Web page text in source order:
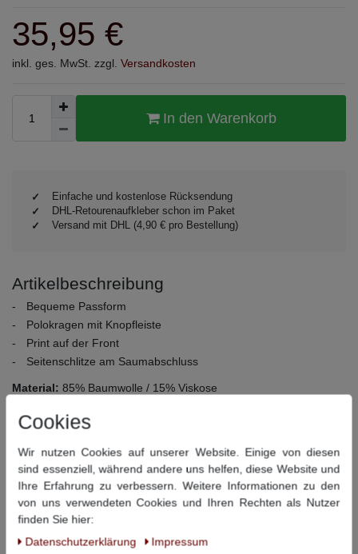
35,95 €
inkl. ges. MwSt. zzgl. Versandkosten
In den Warenkorb
Einfache und kostenlose Rücksendung
DHL-Retourenaufkleber schon im Paket
Versand mit DHL (4,90 € pro Bestellung)
Artikelbeschreibung
Bequeme Passform
Polokragen mit Knopfleiste
Print auf der Front
Seitenschlitze am Saumabschluss
Material: 85% Baumwolle / 15% Viskose
Trommeltrocknen, bügeln bei mittlerer Temperatur, chemisch
Dieser Artikel hat folgende Maße:
Größe
3XL 140 cm
Cookies
Wir nutzen Cookies auf unserer Website. Einige von diesen
sind essenziell, während andere uns helfen, diese Website und
Ihre Erfahrung zu verbessern. Weitere Informationen zu den
von uns verwendeten Cookies und Ihren Rechten als Nutzer
finden Sie hier:
Daten­schutz­erklärung
Impressum